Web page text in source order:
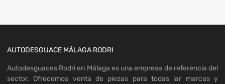
AUTODESGUACE MÁLAGA RODRI
Autodesguaces Rodri en Málaga es una empresa de referencia del
sector. Ofrecemos venta de piezas para todas lar marcas y